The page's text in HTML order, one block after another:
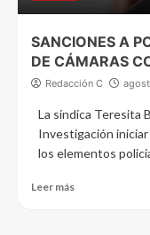
SANCIONES A
DE CÁMARAS
Redacción C
La síndica Teresita
Investigación
los elementos
Leer más